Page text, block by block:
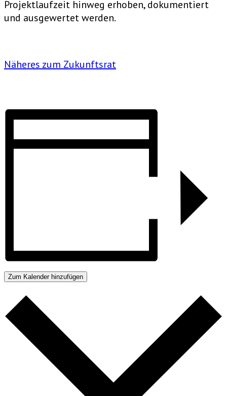
Projektlaufzeit hinweg erhoben, dokumentiert
und ausgewertet werden.
Näheres zum Zukunftsrat
Zum Kalender hinzufügen